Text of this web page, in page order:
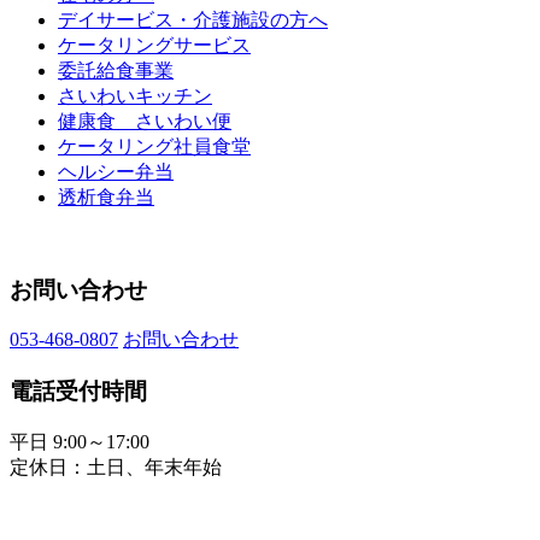
デイサービス・介護施設の方へ
ケータリングサービス
委託給食事業
さいわいキッチン
健康食 さいわい便
ケータリング社員食堂
ヘルシー弁当
透析食弁当
お問い合わせ
053-468-0807 お問い合わせ
電話受付時間
平日 9:00～17:00
定休日：土日、年末年始